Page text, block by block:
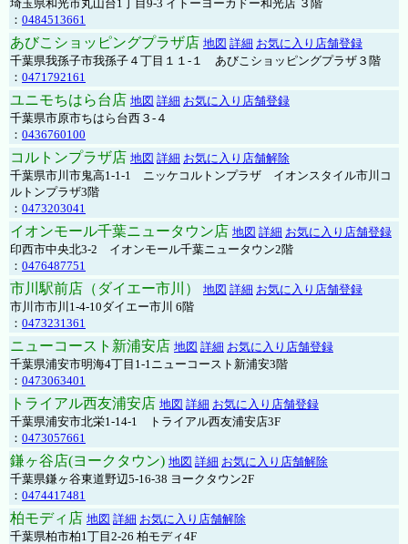
埼玉県和光市丸山台1丁目9-3 イトーヨーカドー和光店 ３階
： 0484513661
あびこショッピングプラザ店 地図 詳細 お気に入り店舗登録
千葉県我孫子市我孫子４丁目１１-１ あびこショッピングプラザ３階
： 0471792161
ユニモちはら台店 地図 詳細 お気に入り店舗登録
千葉県市原市ちはら台西３-４
： 0436760100
コルトンプラザ店 地図 詳細 お気に入り店舗解除
千葉県市川市鬼高1-1-1 ニッケコルトンプラザ イオンスタイル市川コ
ルトンプラザ3階
： 0473203041
イオンモール千葉ニュータウン店 地図 詳細 お気に入り店舗登録
印西市中央北3-2 イオンモール千葉ニュータウン2階
： 0476487751
市川駅前店（ダイエー市川） 地図 詳細 お気に入り店舗登録
市川市市川1-4-10ダイエー市川 6階
： 0473231361
ニューコースト新浦安店 地図 詳細 お気に入り店舗登録
千葉県浦安市明海4丁目1-1ニューコースト新浦安3階
： 0473063401
トライアル西友浦安店 地図 詳細 お気に入り店舗登録
千葉県浦安市北栄1-14-1 トライアル西友浦安店3F
： 0473057661
鎌ヶ谷店(ヨークタウン) 地図 詳細 お気に入り店舗解除
千葉県鎌ヶ谷東道野辺5-16-38 ヨークタウン2F
： 0474417481
柏モディ店 地図 詳細 お気に入り店舗解除
千葉県柏市柏1丁目2-26 柏モディ4F